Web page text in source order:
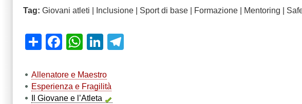
Tag: Giovani atleti | Inclusione | Sport di base | Formazione | Mentoring |
ShareFacebook
WhatsApp
LinkedIn
Allenatore e Maestro
Esperienza e Fragilità
Il Giovane e l’Atleta